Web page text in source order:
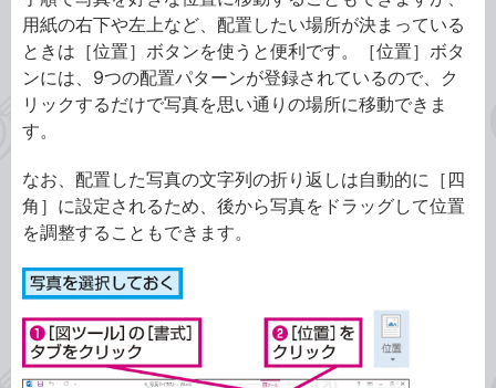
用紙の右下や左上など、配置したい場所が決まっている
ときは［位置］ボタンを使うと便利です。［位置］ボタ
ンには、9つの配置パターンが登録されているので、ク
リックするだけで写真を思い通りの場所に移動できま
す。
なお、配置した写真の文字列の折り返しは自動的に［四
角］に設定されるため、後から写真をドラッグして位置
を調整することもできます。